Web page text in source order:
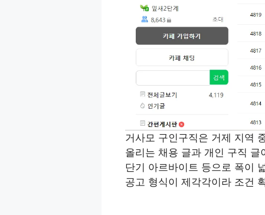
거사모 구인구직은 거제 지역
올리는 채용 글과 개인 구직 글
단기 아르바이트 등으로 폭이
공고 형식이 제각각이라 조건